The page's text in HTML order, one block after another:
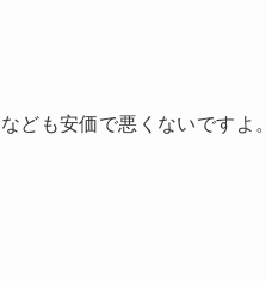
なども安価で悪くないですよ。